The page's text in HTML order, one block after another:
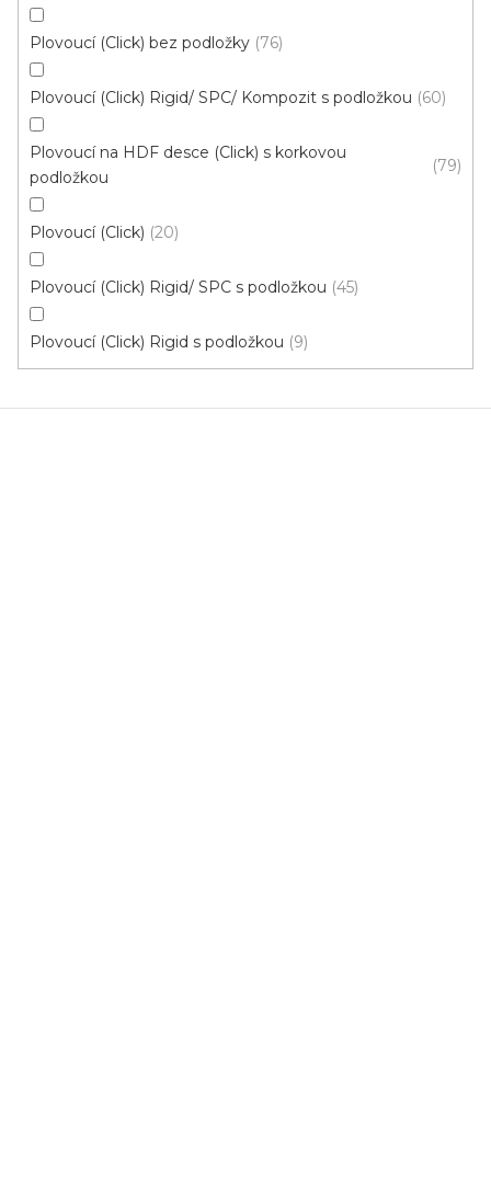
Plovoucí (Click) bez podložky 76
Plovoucí (Click) Rigid/ SPC/ Kompozit s podložkou 60
Plovoucí na HDF desce (Click) s korkovou
podložkou
79
Plovoucí (Click) 20
Plovoucí (Click) Rigid/ SPC s podložkou 45
Plovoucí (Click) Rigid s podložkou 9
Vinylová podlaha Fatraclick - Vepo Dub Sněžný